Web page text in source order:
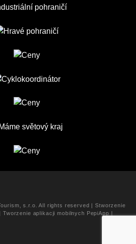
s.r.o. All rights reserved |Stworzenie
Tworzenie aplikacji mobilnych PepiApp|